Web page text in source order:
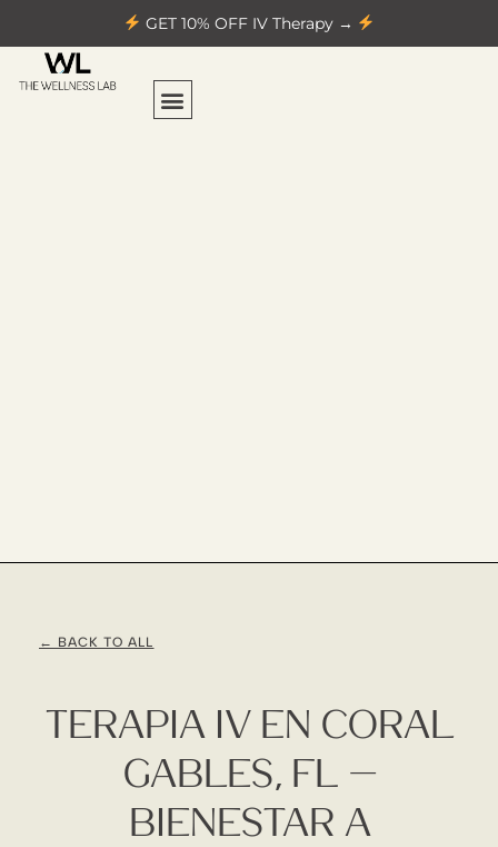
GET 10% OFF IV Therapy →
← BACK TO ALL
Terapia IV En Coral
Gables, FL —
Bienestar A